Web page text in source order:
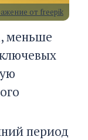
от freepik
меньше
период